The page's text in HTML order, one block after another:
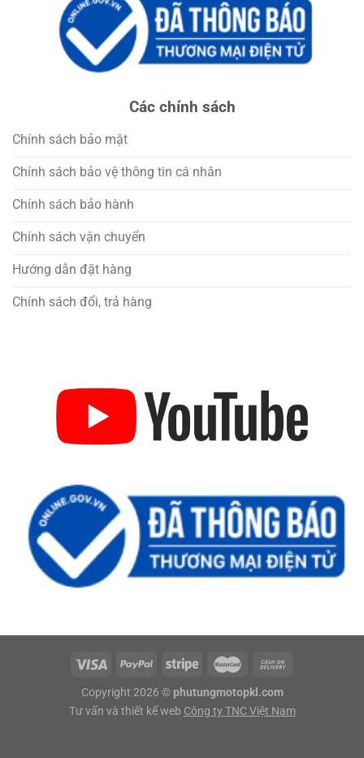
Các chính sách
Chính sách bảo mật
Chính sách bảo vệ thông tin cá nhân
Chính sách bảo hành
Chính sách vận chuyển
Hướng dẫn đặt hàng
Chính sách đổi, trả hàng
Copyright 2026 © phutungmotopkl.com
Tư vấn và thiết kế web Công ty TNC Việt Nam